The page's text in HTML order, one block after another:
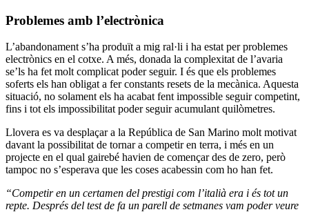
Problemes amb l’electrònica
L’abandonament s’ha produït a mig ral·li i ha estat per problemes
electrònics en el cotxe. A més, donada la complexitat de l’avaria
se’ls ha fet molt complicat poder seguir. I és que els problemes
soferts els han obligat a fer constants resets de la mecànica. Aquesta
situació, no solament els ha acabat fent impossible seguir competint,
fins i tot els impossibilitat poder seguir acumulant quilòmetres.
Llovera es va desplaçar a la República de San Marino molt motivat
davant la possibilitat de tornar a competir en terra, i més en un
projecte en el qual gairebé havien de començar des de zero, però
tampoc no s’esperava que les coses acabessin com ho han fet.
“Competir en un certamen del prestigi com l’italià era i és tot un
repte. Després del test de fa un parell de setmanes vam poder veure